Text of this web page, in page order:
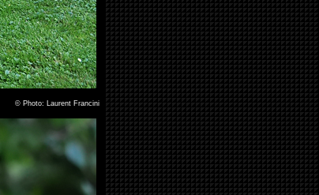
© Photo: Laurent Francini